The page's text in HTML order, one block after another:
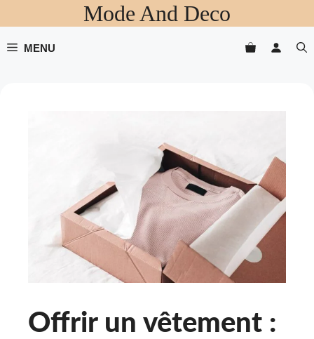
au
contenu
Mode And Deco
MENU
Offrir un vêtement :